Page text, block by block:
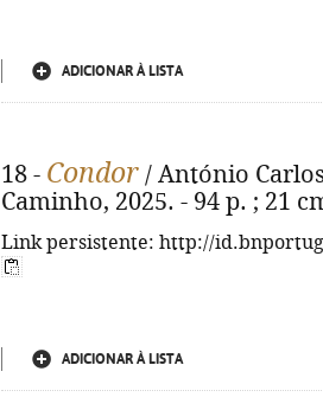
ADICIONAR À LISTA
18 - Condor / António
Caminho, 2025. - 94 p. ; 21
Link persistente: http://
ADICIONAR À LISTA